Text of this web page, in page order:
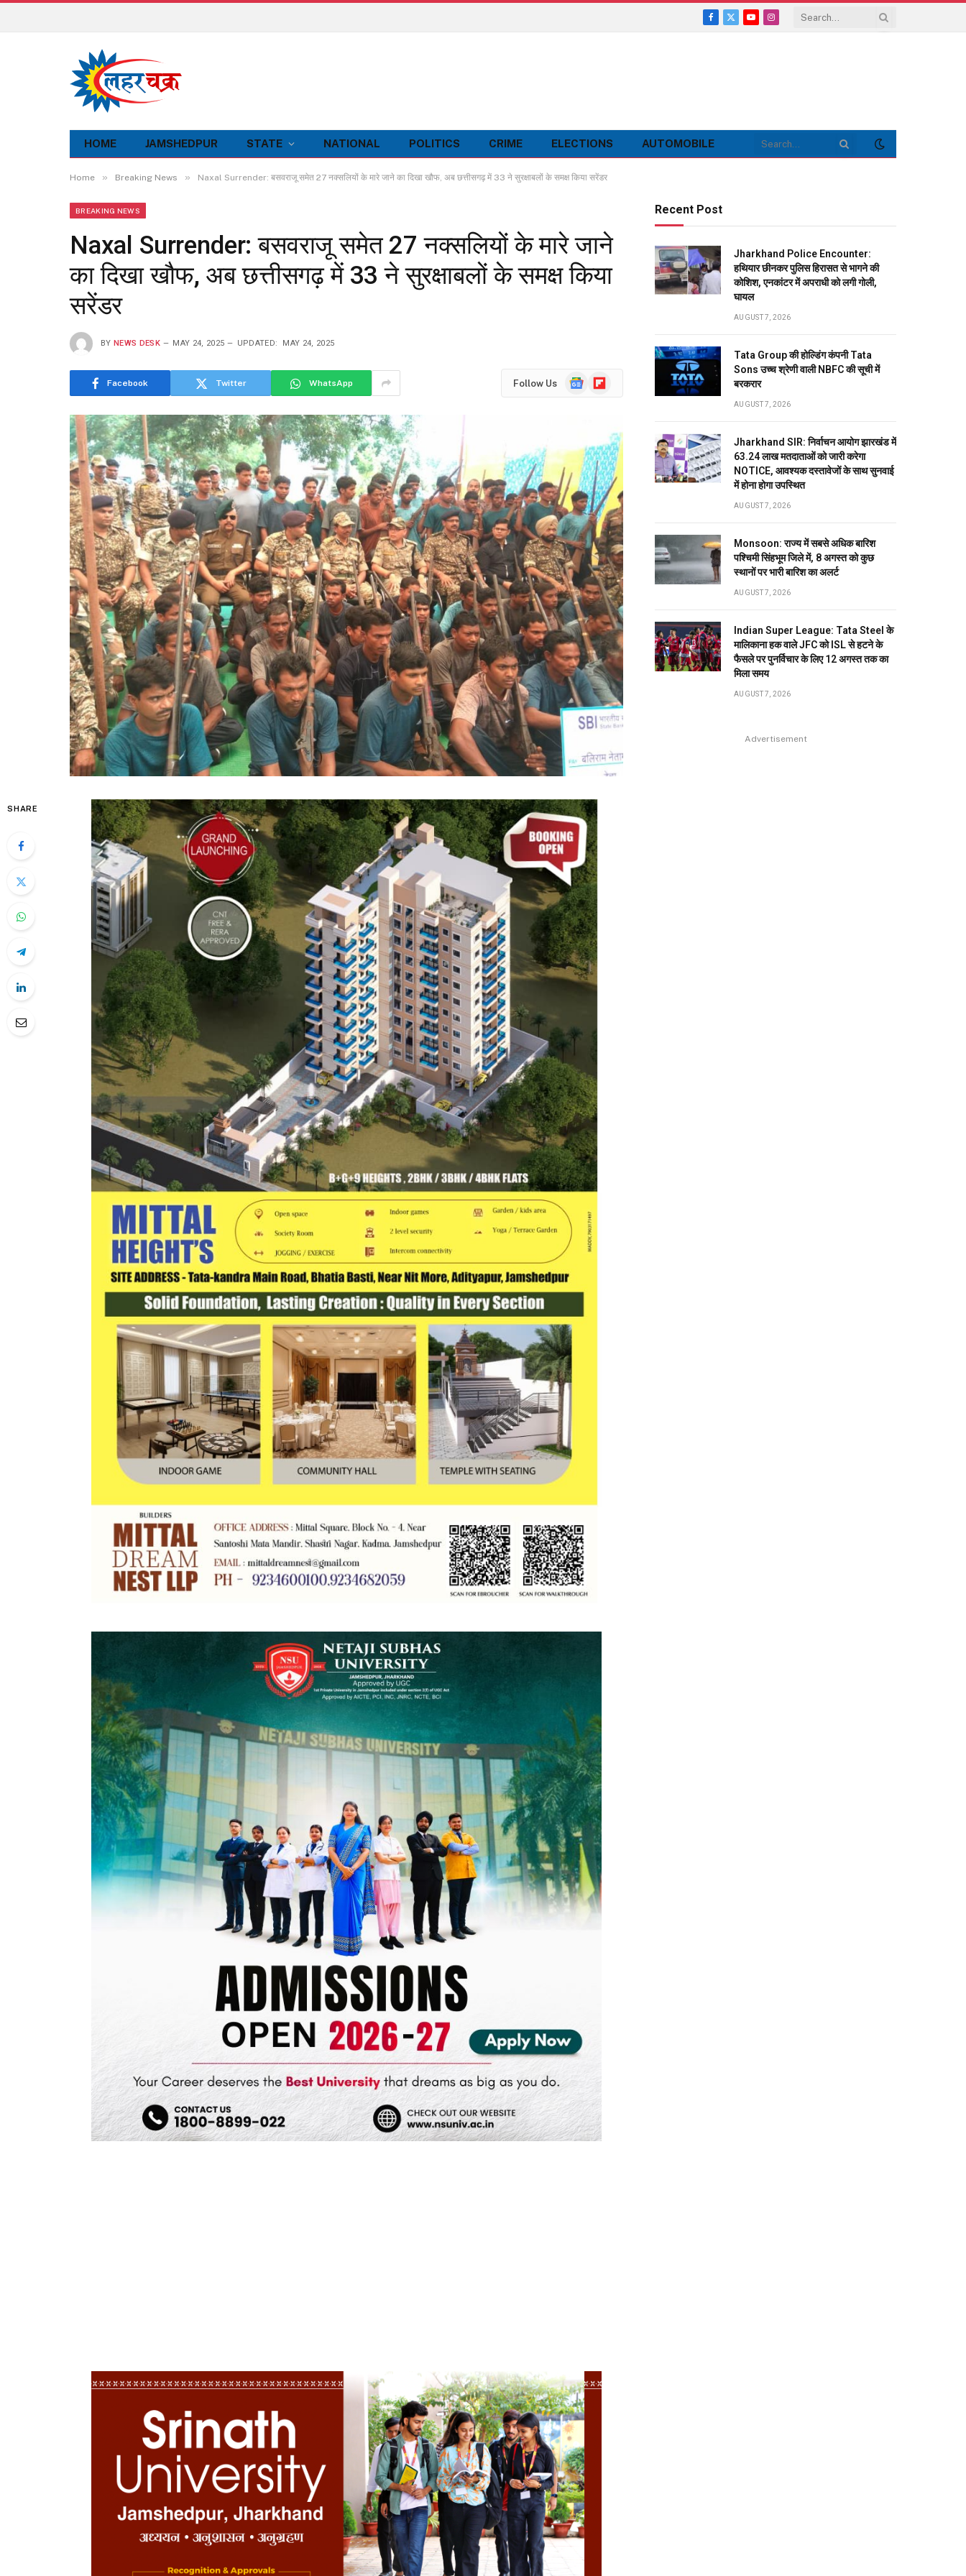
Facebook
X
YouTubeInstagram
HOME JAMSHEDPUR STATE NATIONAL POLITICS CRIME ELECTIONS AUTOMOBILE
Home » Breaking News » Naxal Surrender: बसवराजू समेत 27 नक्सलियों के मारे जाने का दिखा खौफ, अब छत्तीसगढ़ में 33 ने सुरक्षाबलों के समक्ष किया सरेंडर
BREAKING NEWS
Naxal Surrender: बसवराजू समेत 27 नक्सलियों के मारे जाने
का दिखा खौफ, अब छत्तीसगढ़ में 33 ने सुरक्षाबलों के समक्ष किया
सरेंडर
BY NEWS DESK MAY 24, 2025 UPDATED: MAY 24, 2025
Facebook Twitter WhatsApp Follow Us
GoogleFlipboard
SHARE
Recent Post
Jharkhand Police Encounter:
हथियार छीनकर पुलिस हिरासत से भागने की
कोशिश, एनकांटर में अपराधी को लगी गोली,
घायल
AUGUST 7, 2026
Tata Group की होल्डिंग कंपनी Tata
Sons उच्च श्रेणी वाली NBFC की सूची में
बरकरार
AUGUST 7, 2026
Jharkhand SIR: निर्वाचन आयोग झारखंड में
63.24 लाख मतदाताओं को जारी करेगा
NOTICE, आवश्यक दस्तावेजों के साथ सुनवाई
में होना होगा उपस्थित
AUGUST 7, 2026
Monsoon: राज्य में सबसे अधिक बारिश
पश्चिमी सिंहभूम जिले में, 8 अगस्त को कुछ
स्थानों पर भारी बारिश का अलर्ट
AUGUST 7, 2026
Indian Super League: Tata Steel के
मालिकाना हक वाले JFC को ISL से हटने के
फैसले पर पुनर्विचार के लिए 12 अगस्त तक का
मिला समय
AUGUST 7, 2026
Advertisement